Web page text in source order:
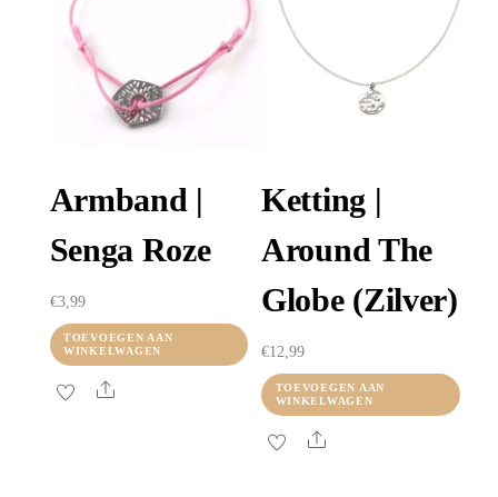
Ketting |
Around The
Globe (zilver)
€12,99
TOEVOEGEN AAN
WINKELWAGEN
Share
Armband |
Senga Roze
€3,99
TOEVOEGEN AAN
WINKELWAGEN
Share